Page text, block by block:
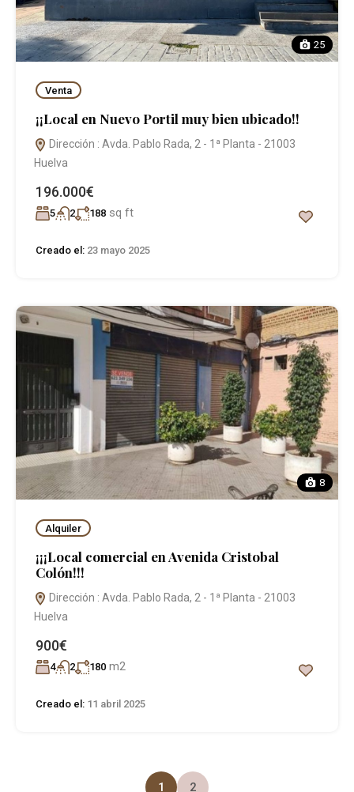
25
Venta
¡¡Local en Nuevo Portil muy bien ubicado!!
Dirección : Avda. Pablo Rada, 2 - 1ª Planta - 21003
Huelva
196.000€
5 2 188 sq ft
Creado el: 23 mayo 2025
8
Alquiler
¡¡¡Local comercial en Avenida Cristobal
Colón!!!
Dirección : Avda. Pablo Rada, 2 - 1ª Planta - 21003
Huelva
900€
4 2 180 m2
Creado el: 11 abril 2025
1 2